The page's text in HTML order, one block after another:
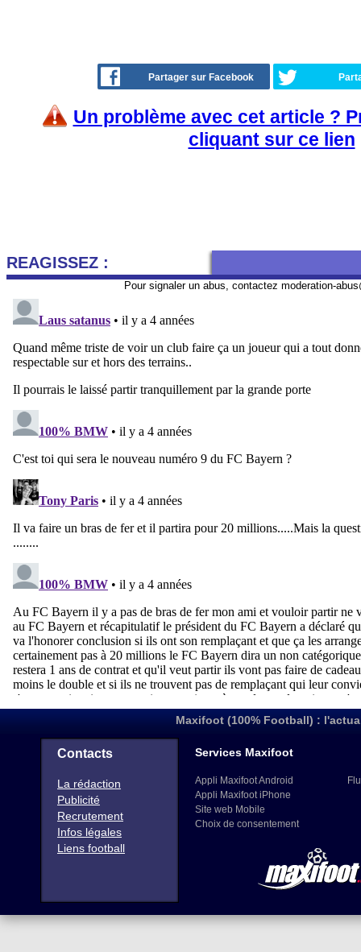
Partager sur Facebook
Un problème avec cet article ?
cliquant sur ce lien
REAGISSEZ :
Pour signaler un abus, contactez moderation-
Maxifoot (100% Football) :
Contacts
La rédaction
Publicité
Recrutement
Infos légales
Liens football
Services Maxifoot
Appli Maxifoot Android
Appli Maxifoot iPhone
Site web Mobile
Choix de consentement